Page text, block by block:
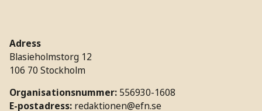
Adress
Blasieholmstorg 12
106 70 Stockholm
Organisationsnummer: 556930-1608
E-postadress: redaktionen@efn.se